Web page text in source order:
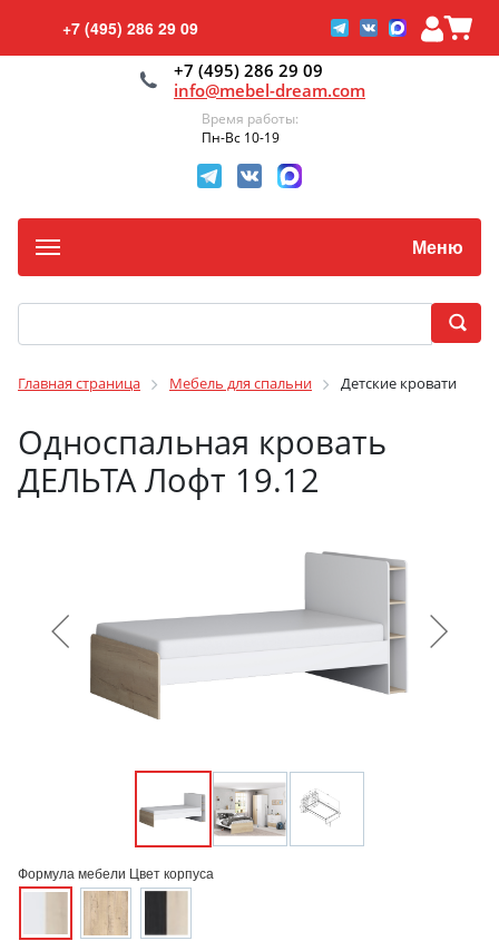
+7 (495) 286 29 09
+7 (495) 286 29 09
info@mebel-dream.com
Время работы:
Пн-Вс 10-19
Меню
Главная страница Мебель для спальни Детские кровати
Односпальная кровать
ДЕЛЬТА Лофт 19.12
Формула мебели Цвет корпуса